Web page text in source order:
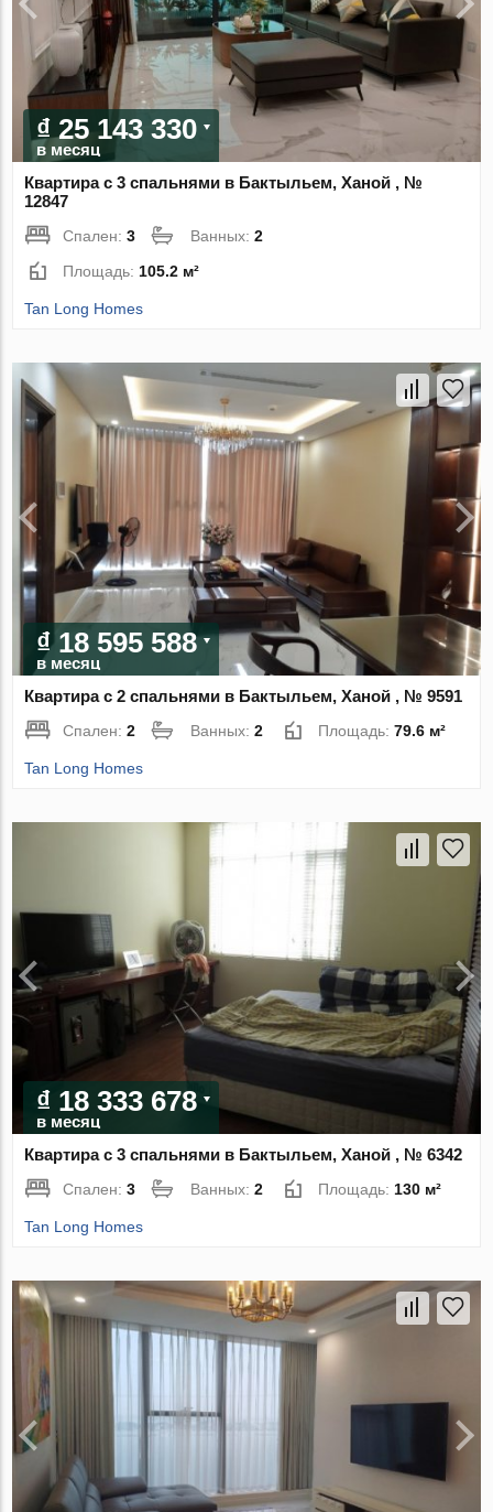
₫ 25 143 330
в месяц
Квартира с 3 спальнями в Бактыльем, Ханой , №
12847
Спален:3 Ванных:2
Площадь: 105.2 м²
Tan Long Homes
₫ 18 595 588
в месяц
Квартира с 2 спальнями в Бактыльем, Ханой , № 9591
Спален:2 Ванных:2 Площадь:79.6 м²
Tan Long Homes
₫ 18 333 678
в месяц
Квартира с 3 спальнями в Бактыльем, Ханой , № 6342
Спален:3 Ванных:2 Площадь:130 м²
Tan Long Homes